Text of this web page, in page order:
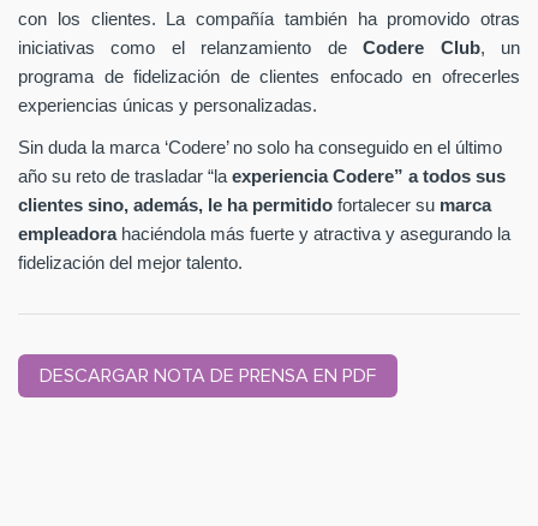
con los clientes. La compañía también ha promovido otras
iniciativas como el relanzamiento deCodere Club, un
programa de fidelización de clientes enfocado en ofrecerles
experiencias únicas y personalizadas.
Sin duda la marca ‘Codere’ no solo ha conseguido en el último
año su reto de trasladar “la experiencia Codere” a todos sus
clientes sino, además, le ha permitido fortalecer su marca
empleadorahaciéndola más fuerte y atractiva y asegurando la
fidelización del mejor talento.
DESCARGAR NOTA DE PRENSA EN PDF